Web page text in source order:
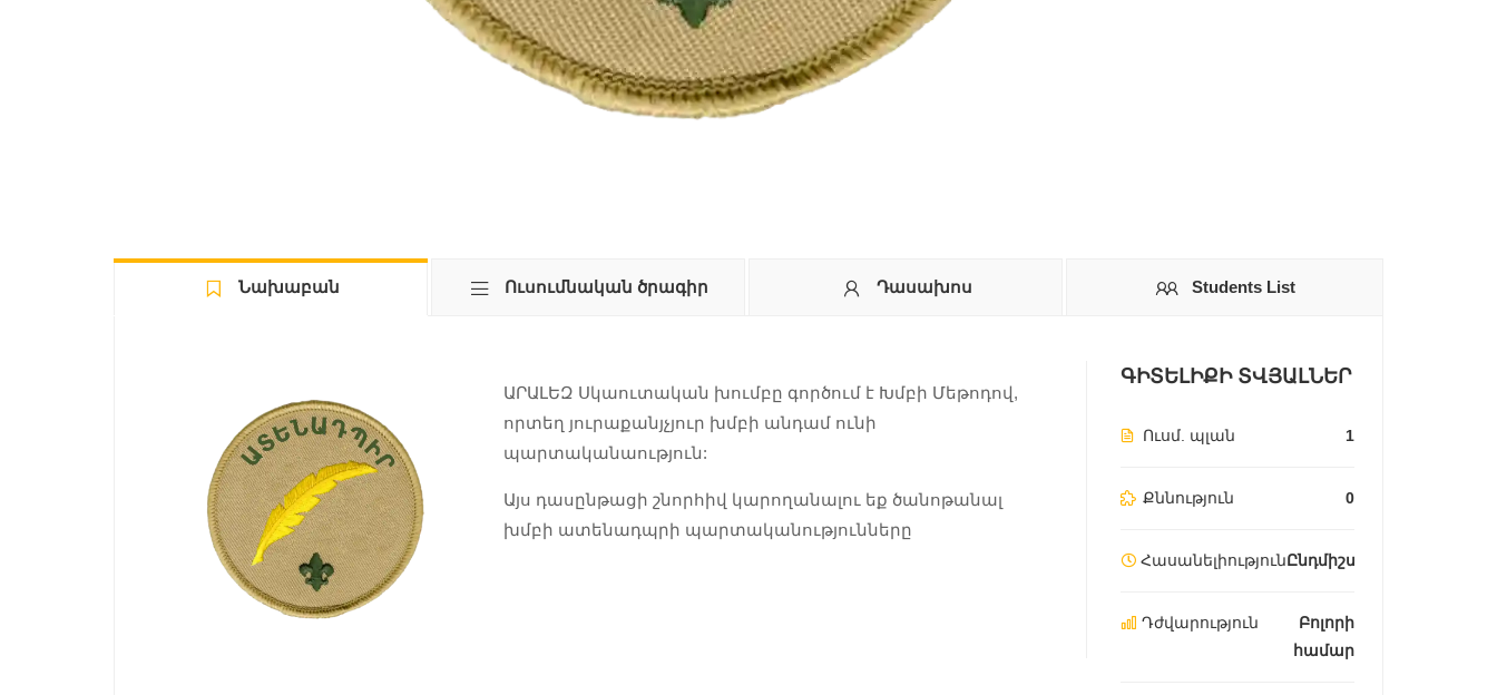
Նախաբան Ուսումնական ծրագիր Դասախոս Students List
ԱՐԱԼԵԶ Սկաուտական խումբը գործում է Խմբի Մեթոդով,
որտեղ յուրաքանյչյուր խմբի անդամ ունի
պարտականաություն:
Այս դասընթացի շնորհիվ կարողանալու եք ծանոթանալ
խմբի ատենադպրի պարտականությունները
ԳԻՏԵԼԻՔԻ ՏՎՅԱԼՆԵՐ
Ուսմ. պլան 1
Քննություն 0
ՀասանելիությունԸնդմիշտ
Դժվարություն
Բոլորի
համար